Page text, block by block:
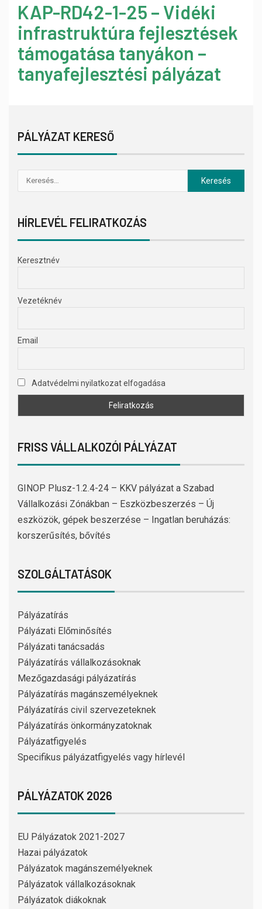
KAP-RD42-1-25 – Vidéki
infrastruktúra fejlesztések
támogatása tanyákon –
tanyafejlesztési pályázat
PÁLYÁZAT KERESŐ
HÍRLEVÉL FELIRATKOZÁS
Keresztnév
Vezetéknév
Email
Adatvédelmi nyilatkozat elfogadása
FRISS VÁLLALKOZÓI PÁLYÁZAT
GINOP Plusz-1.2.4-24 – KKV pályázat a Szabad
Vállalkozási Zónákban – Eszközbeszerzés – Új
eszközök, gépek beszerzése – Ingatlan beruházás:
korszerűsítés, bővítés
SZOLGÁLTATÁSOK
Pályázatírás
Pályázati Előminősítés
Pályázati tanácsadás
Pályázatírás vállalkozásoknak
Mezőgazdasági pályázatírás
Pályázatírás magánszemélyeknek
Pályázatírás civil szervezeteknek
Pályázatírás önkormányzatoknak
Pályázatfigyelés
Specifikus pályázatfigyelés vagy hírlevél
PÁLYÁZATOK 2026
EU Pályázatok 2021-2027
Hazai pályázatok
Pályázatok magánszemélyeknek
Pályázatok vállalkozásoknak
Pályázatok diákoknak